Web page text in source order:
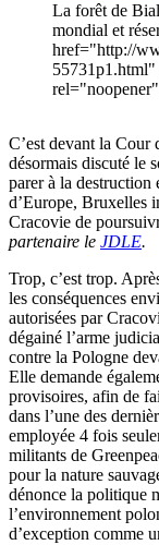
La forêt de
mondial et
href="http://
C’est devant la Cour
désormais discuté le
parer à la destruction
d’Europe, Bruxelles
Cracovie de
partenaire le JDLE.
Trop, c’est trop.
les conséquences
autorisées par
dégainé l’arme
contre la Pologne
Elle demande
provisoires, afin de
dans l’une des
employée 4 fois
militants de
pour la nature
dénonce la politique
l’environnement
d’exception comme